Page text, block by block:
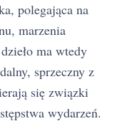
polegająca na
marzenia
ma wtedy
sprzeczny z
się związki
wydarzeń.